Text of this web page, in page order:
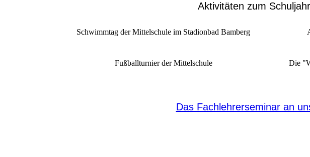
Aktivitäten zum
Schwimmtag der Mittelschule im Stadionbad Bamberg
Fußballturnier der Mittelschule
Die
Das Fachlehrerseminar an